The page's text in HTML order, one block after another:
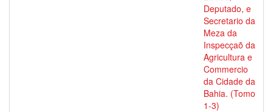
Deputado, e
Secretario da
Meza da
Inspecçaõ da
Agricultura e
Commercio
da Cidade da
Bahia. (Tomo
1-3)